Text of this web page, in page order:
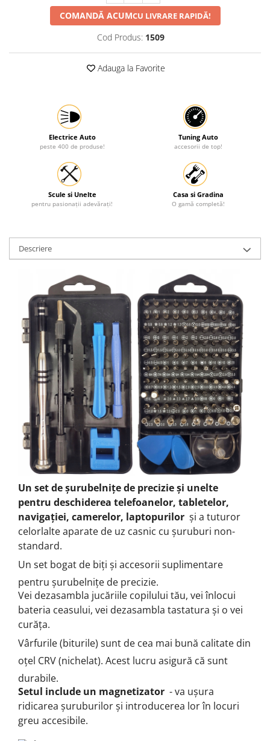
Protectia muncii
Slefuitoare
Tunuri de caldura si aeroteme
Utilaje constructie
COMANDĂ ACUMCU LIVRARE RAPIDĂ!
Cod Produs: 1509
Adauga la Favorite
Electrice Auto
peste 400 de produse!
Tuning Auto
accesorii de top!
Scule si Unelte
pentru pasionații adevărați!
Casa si Gradina
O gamă completă!
Descriere
Un set de șurubelnițe de precizie și unelte
pentru deschiderea telefoanelor, tabletelor,
navigației, camerelor, laptopurilor și a tuturor
celorlalte aparate de uz casnic cu șuruburi non-
standard.
Un set bogat de biți și accesorii suplimentare
pentru șurubelnițe de precizie.
Vei dezasambla jucăriile copilului tău, vei înlocui
bateria ceasului, vei dezasambla tastatura și o vei
curăța.
Vârfurile (biturile) sunt de cea mai bună calitate din
oțel CRV (nichelat). Acest lucru asigură că sunt
durabile.
Setul include un magnetizator - va ușura
ridicarea șuruburilor și introducerea lor în locuri
greu accesibile.